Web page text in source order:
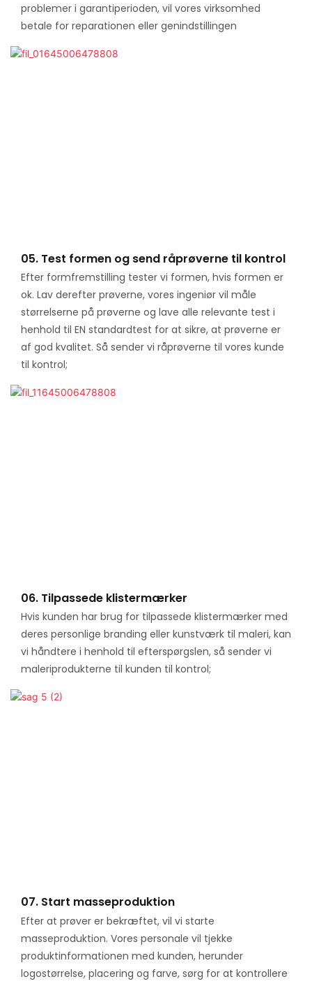
problemer i garantiperioden, vil vores virksomhed
betale for reparationen eller genindstillingen
05. Test formen og send råprøverne til kontrol
Efter formfremstilling tester vi formen, hvis formen er
ok. Lav derefter prøverne, vores ingeniør vil måle
størrelserne på prøverne og lave alle relevante test i
henhold til EN standardtest for at sikre, at prøverne er
af god kvalitet. Så sender vi råprøverne til vores kunde
til kontrol;
06. Tilpassede klistermærker
Hvis kunden har brug for tilpassede klistermærker med
deres personlige branding eller kunstværk til maleri, kan
vi håndtere i henhold til efterspørgslen, så sender vi
maleriprodukterne til kunden til kontrol;
07. Start masseproduktion
Efter at prøver er bekræftet, vil vi starte
masseproduktion. Vores personale vil tjekke
produktinformationen med kunden, herunder
logostørrelse, placering og farve, sørg for at kontrollere